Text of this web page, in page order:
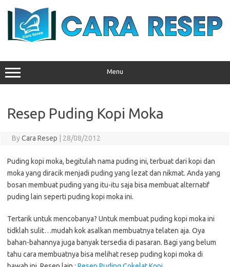
Menu
Resep Puding Kopi Moka
ByCara Resep 28/08/2012
Puding kopi moka, begitulah nama puding ini, terbuat dari kopi dan
moka yang diracik menjadi puding yang lezat dan nikmat. Anda yang
bosan membuat puding yang itu-itu saja bisa membuat alternatif
puding lain seperti puding kopi moka ini.
Tertarik untuk mencobanya? Untuk membuat puding kopi moka ini
tidklah sulit…mudah kok asalkan membuatnya telaten aja. Oya
bahan-bahannya juga banyak tersedia di pasaran. Bagi yang belum
tahu cara membuatnya bisa melihat resep puding kopi moka di